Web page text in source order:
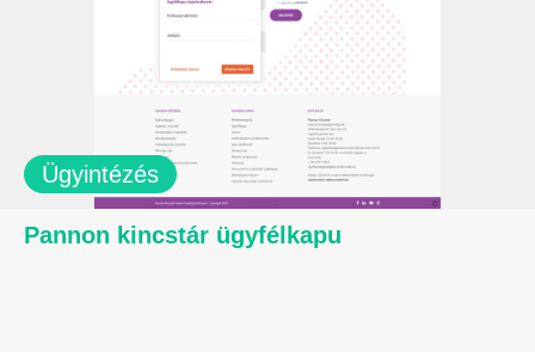
Ügyintézés
Pannon kincstár ügyfélkapu